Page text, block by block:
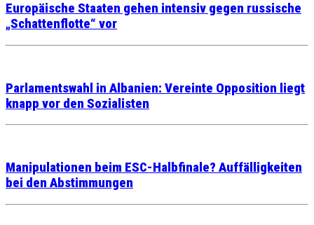
Europäische Staaten gehen intensiv gegen russische
„Schattenflotte“ vor
Parlamentswahl in Albanien: Vereinte Opposition liegt
knapp vor den Sozialisten
Manipulationen beim ESC-Halbfinale? Auffälligkeiten
bei den Abstimmungen